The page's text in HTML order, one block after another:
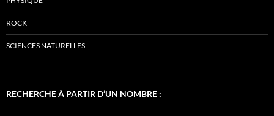
ROCK
SCIENCES NATURELLES
RECHERCHE À PARTIR D’UN NOMBRE :